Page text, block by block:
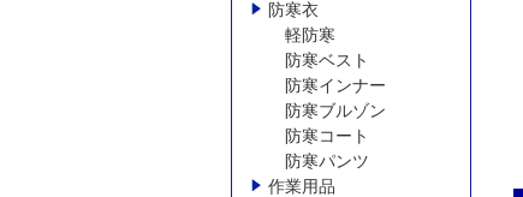
防寒衣
軽防寒
防寒ベスト
防寒インナー
防寒ブルゾン
防寒コート
防寒パンツ
作業用品